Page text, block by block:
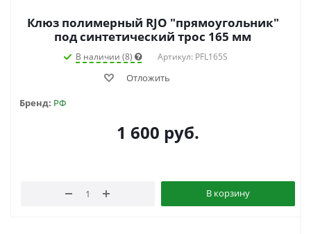
Клюз полимерный RJO "прямоугольник"
под синтетический трос 165 мм
В наличии (8) Артикул: PFL165S
Отложить
Бренд: РФ
1 600 руб.
В корзину